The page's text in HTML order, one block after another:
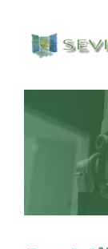
contenido
Inicio
Asociarse